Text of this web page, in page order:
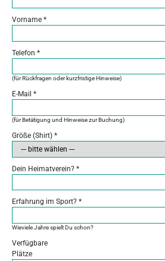
Vorname *
Telefon *
(für Rückfragen oder kurzfristige Hinweise)
E-Mail *
(für Betätigung und Hinweise zur Buchung)
Größe (Shirt) *
Dein Heimatverein? *
Erfahrung im Sport? *
Wieviele Jahre spielt Du schon?
Verfügbare
Plätze